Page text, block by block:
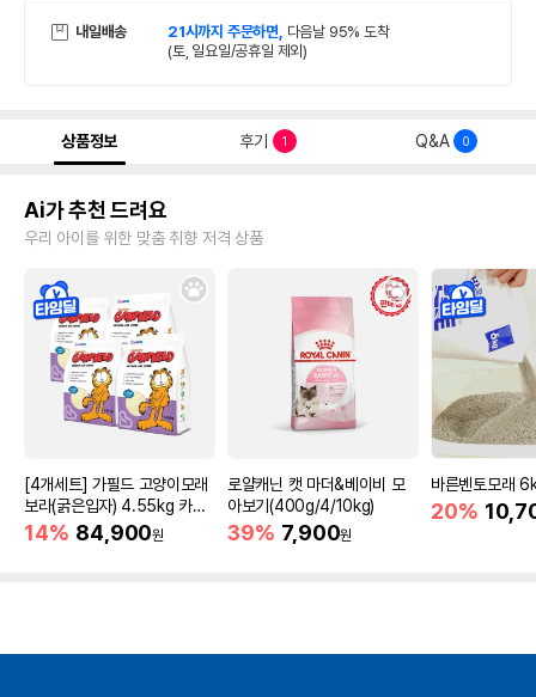
내일배송 21시까지 주문하면, 다음날 95% 도착
(토, 일요일/공휴일 제외)
상품정보 후기 1 Q&A 0
Ai가 추천 드려요
우리 아이를 위한 맞춤 취향 저격 상품
[4개세트] 가필드 고양이모래
보라(굵은입자) 4.55kg 카사
바모래
14% 84,900원
로얄캐닌 캣 마더&베이비 모
아보기(400g/4/10kg)
39% 7,900원
바른벤토모래
20%